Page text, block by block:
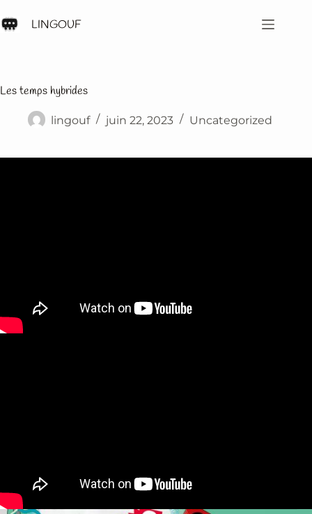
au
contenu
LINGOUF
Les temps hybrides
lingouf juin 22, 2023 Uncategorized